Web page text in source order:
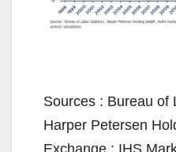
Sources : Bureau of
Harper Petersen
Exchange ; IHS